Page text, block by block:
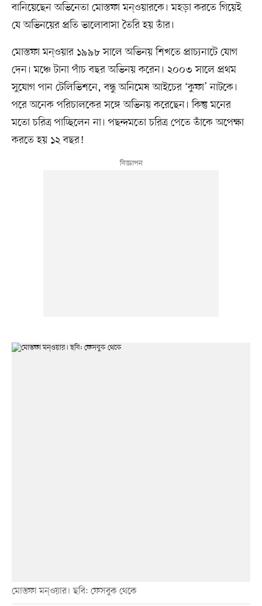
বানিয়েছেন অভিনেতা মোস্তফা মন্ওয়ারকে। মহড়া করতে গিয়েই
যে অভিনয়ের প্রতি ভালোবাসা তৈরি হয় তাঁর।
মোস্তফা মন্ওয়ার ১৯৯৮ সালে অভিনয় শিখতে প্রাচ্যনাটে যোগ
দেন। মঞ্চে টানা পাঁচ বছর অভিনয় করেন। ২০০৩ সালে প্রথম
সুযোগ পান টেলিভিশনে, বন্ধু অনিমেষ আইচের ‘কুফা’ নাটকে।
পরে অনেক পরিচালকের সঙ্গে অভিনয় করেছেন। কিন্তু মনের
মতো চরিত্র পাচ্ছিলেন না। পছন্দমতো চরিত্র পেতে তাঁকে অপেক্ষা
করতে হয় ১২ বছর!
মোস্তফা মন্ওয়ার। ছবি: ফেসবুক থেকে